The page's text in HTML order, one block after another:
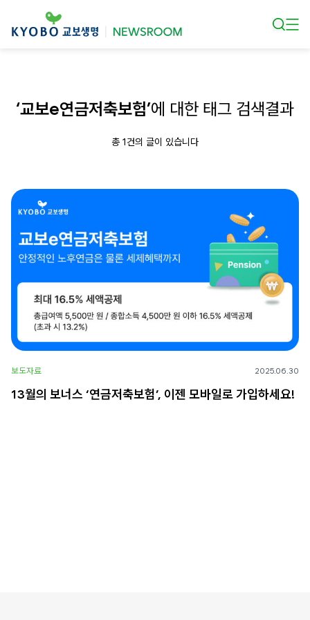
‘교보e연금저축보험’에 대한 태그 검색결과
총 1건의 글이 있습니다
보도자료 2025.06.30
13월의 보너스 ‘연금저축보험’, 이젠 모바일로 가입하세요!